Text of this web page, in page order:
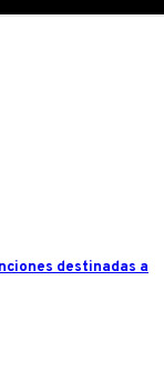
destinadas a